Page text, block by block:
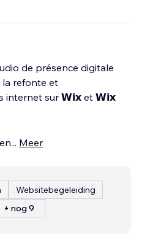
de présence digitale
la refonte et
internet sur 𝗪𝗶𝘅 et 𝗪𝗶𝘅
... Meer
Websitebegeleiding
+ nog 9